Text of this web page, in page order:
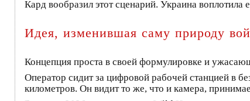
Кард вообразил этот сценарий. Украина воплотила
Идея, изменившая саму природу
Концепция проста в своей формулировке и
Оператор сидит за цифровой рабочей станцией в
километров. Он видит то же, что и камера,